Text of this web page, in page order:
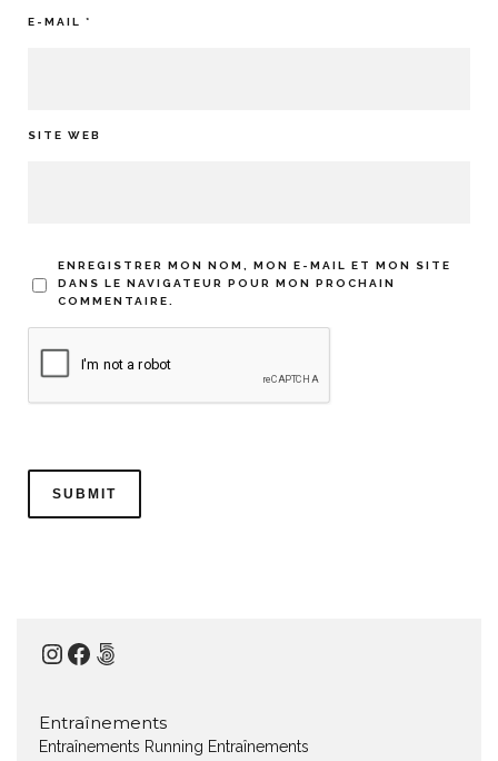
E-MAIL *
SITE WEB
ENREGISTRER MON NOM, MON E-MAIL ET MON SITE
DANS LE NAVIGATEUR POUR MON PROCHAIN
COMMENTAIRE.
Instagram
Facebook
500px
Entraînements
Entraînements Running Entraînements